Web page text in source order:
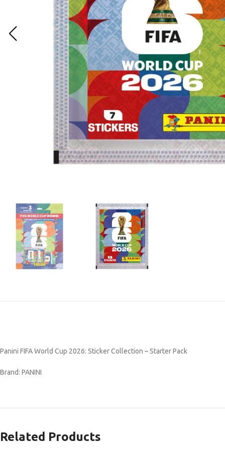
Panini FIFA World Cup 2026: Sticker Collection – Starter Pack
Brand: PANINI
Related Products